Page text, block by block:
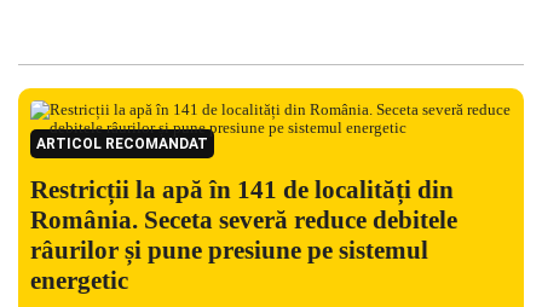
ARTICOL RECOMANDAT
Restricții la apă în 141 de localități din
România. Seceta severă reduce debitele
râurilor și pune presiune pe sistemul
energetic